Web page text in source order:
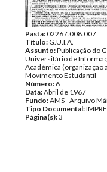
Pasta:02267.008.007
Título: G.U.I.A.
Assunto:Publicação do
Universitário de
Académica (organização
Movimento Estudantil
Número: 6
Data:Abril de 1967
Fundo:AMS - Arquivo
Tipo Documental:
Página(s):3